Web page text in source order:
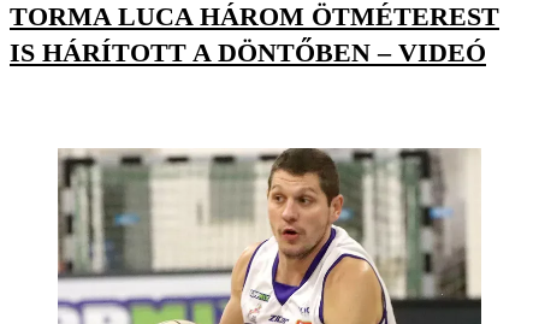
TORMA LUCA HÁROM ÖTMÉTEREST
IS HÁRÍTOTT A DÖNTŐBEN – VIDEÓ